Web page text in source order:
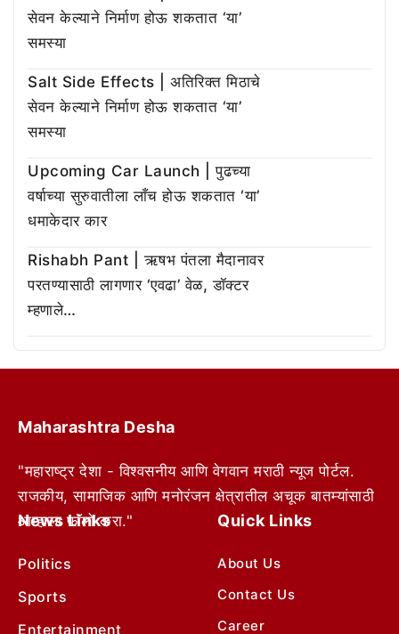
सेवन केल्याने निर्माण होऊ शकतात ‘या’
समस्या
Salt Side Effects | अतिरिक्त मिठाचे
सेवन केल्याने निर्माण होऊ शकतात ‘या’
समस्या
Upcoming Car Launch | पुढच्या
वर्षाच्या सुरुवातीला लाँच होऊ शकतात ‘या’
धमाकेदार कार
Rishabh Pant | ऋषभ पंतला मैदानावर
परतण्यासाठी लागणार ‘एवढा’ वेळ, डॉक्टर
म्हणाले…
Maharashtra Desha
"महाराष्ट्र देशा - विश्वसनीय आणि वेगवान मराठी न्यूज पोर्टल.
राजकीय, सामाजिक आणि मनोरंजन क्षेत्रातील अचूक बातम्यांसाठी
आम्हाला फॉलो करा."
News Links
Politics
Sports
Entertainment
Quick Links
About Us
Contact Us
Career